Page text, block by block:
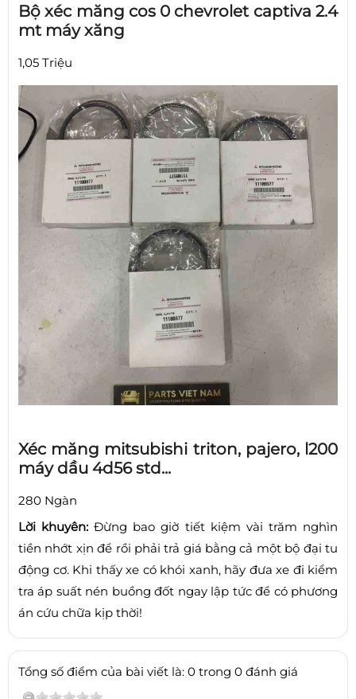
Bộ xéc măng cos 0 chevrolet captiva 2.4
mt máy xăng
1,05 Triệu
Xéc măng mitsubishi triton, pajero, l200
máy dầu 4d56 std...
280 Ngàn
Lời khuyên: Đừng bao giờ tiết kiệm vài trăm nghìn
tiền nhớt xịn để rồi phải trả giá bằng cả một bộ đại tu
động cơ. Khi thấy xe có khói xanh, hãy đưa xe đi kiểm
tra áp suất nén buồng đốt ngay lập tức để có phương
án cứu chữa kịp thời!
Tổng số điểm của bài viết là: 0 trong 0 đánh giá